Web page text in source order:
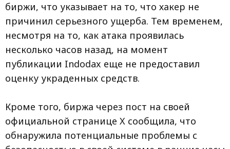
биржи, что указывает на то, что хакер не
причинил серьезного ущерба. Тем временем,
несмотря на то, как атака проявилась
несколько часов назад, на момент
публикации Indodax еще не предоставил
оценку украденных средств.
Кроме того, биржа через пост на своей
официальной странице X сообщила, что
обнаружила потенциальные проблемы с